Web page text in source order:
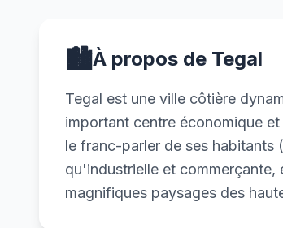
🏙️À propos de Tegal
Tegal est une ville côtière
important centre économique
le franc-parler de ses habitants
qu'industrielle et commerçante,
magnifiques paysages des